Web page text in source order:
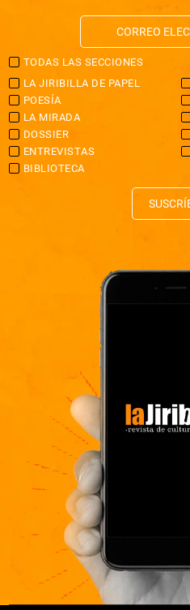
TODAS LAS SECCIONES
LA JIRIBILLA DE PAPEL
POESÍA
LA MIRADA
DOSSIER
ENTREVISTAS
BIBLIOTECA